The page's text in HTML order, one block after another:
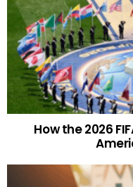
How the 2026